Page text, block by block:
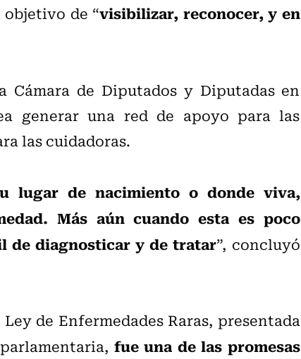
objetivo de “visibilizar, reconocer, y en
de Diputados y Diputadas en
generar una red de apoyo para las
las cuidadoras.
lugar de nacimiento o donde viva,
Más aún cuando esta es poco
de diagnosticar y de tratar”, concluyó
de Enfermedades Raras, presentada
fue una de las promesas